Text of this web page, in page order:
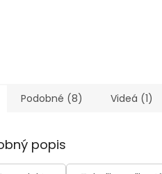
Podobné (8) Videá (1)
popis